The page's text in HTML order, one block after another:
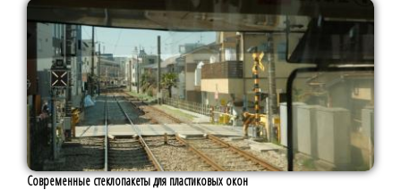
Современные стеклопакеты для пластиковых окон